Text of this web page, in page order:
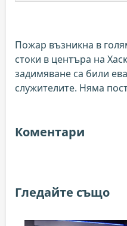
Пожар възникна в
стоки в центъра на
задимяване са били
служителите. Няма
Коментари
Гледайте също